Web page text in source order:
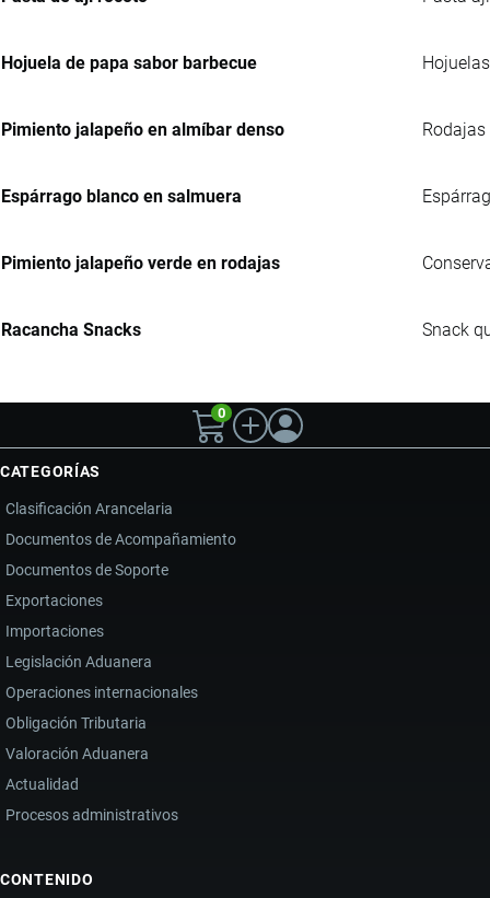
Hojuela de papa sabor barbecue
Pimiento jalapeño en almíbar denso
Espárrago blanco en salmuera
Pimiento jalapeño verde en rodajas
Racancha Snacks Snack
0
CATEGORÍAS
Clasificación Arancelaria
Documentos de Acompañamiento
Documentos de Soporte
Exportaciones
Importaciones
Legislación Aduanera
Operaciones internacionales
Obligación Tributaria
Valoración Aduanera
Actualidad
Procesos administrativos
CONTENIDO